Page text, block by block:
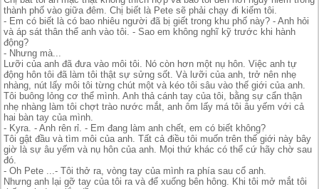
thành phố vào giữa đêm. Chị biết là Pete sẽ phải chạy đi kiếm tôi.
- Em có biết là có bao nhiêu người đã bị giết trong khu phố này? - Anh hỏi
và áp sát thân thể anh vào tôi. - Sao em không nghĩ kỹ trước khi hành
động?
- Nhưng mà...
Lưỡi của anh đã đưa vào môi tôi. Nó còn hơn một nụ hôn. Việc anh tự
động hôn tôi đã làm tôi thật sự sửng sốt. Và lưỡi của anh, trở nên nhẹ
nhàng, nút lấy môi tôi từng chút một và kéo tôi sâu vào thế giới của anh.
Tôi buông lỏng cơ thể mình. Anh thả cánh tay của tôi, bằng sự cẩn thận
nhẹ nhàng làm tôi chợt trào nước mắt, anh ôm lấy má tôi âu yếm với cả
hai bàn tay của mình.
- Kyra. - Anh rên rỉ. - Em đang làm anh chết, em có biết không?
Tôi gật đầu và tìm môi của anh. Tất cả điều tôi muốn trên thế giới này bây
giờ là sự âu yếm và nụ hôn của anh. Mọi thứ khác có thể cứ hãy chờ sau
đó.
- Oh Pete ...- Tôi thở ra, vòng tay của mình ra phía sau cổ anh.
Nhưng anh lại gỡ tay của tôi ra và để xuống bên hông. Khi tôi mở mắt tôi